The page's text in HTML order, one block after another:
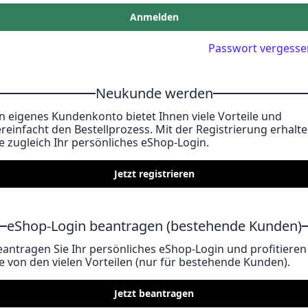
Anmelden
Passwort
Neukunde werden
eigenes Kundenkonto bietet Ihnen viele Vorteile und
den Bestellprozess. Mit der Registrierung
zugleich Ihr persönliches eShop-Login.
Jetzt registrieren
eShop-Login beantragen (bestehende Kunden)
Sie Ihr persönliches eShop-Login und profitieren
von den vielen Vorteilen (nur für bestehende Kunden).
Jetzt beantragen